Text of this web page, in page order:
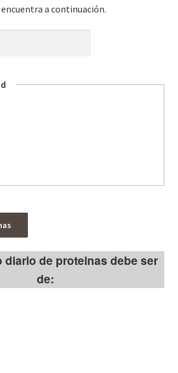
a continuación.
diario de proteinas debe ser
de: